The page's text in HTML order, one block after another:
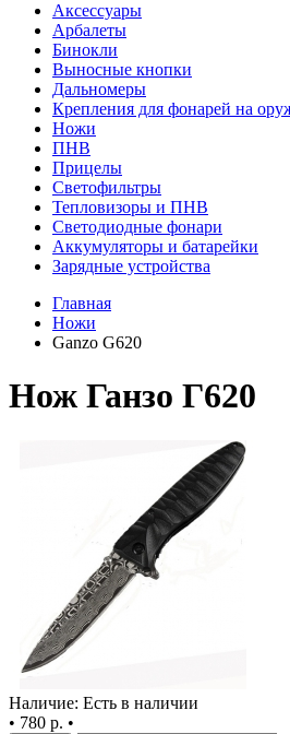
Аксессуары
Арбалеты
Бинокли
Выносные кнопки
Дальномеры
Крепления для фонарей на
Ножи
ПНВ
Прицелы
Светофильтры
Тепловизоры и ПНВ
Светодиодные фонари
Аккумуляторы и батарейки
Зарядные устройства
Главная
Ножи
Ganzo G620
Нож Ганзо Г620
Наличие: Есть в наличии
• 780 р. •